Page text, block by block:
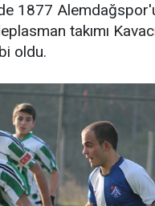
1877
takımı
oldu.